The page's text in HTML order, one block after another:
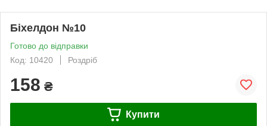
Біхелдон №10
Готово до відправки
Код: 10420
Роздріб
158 ₴
Купити